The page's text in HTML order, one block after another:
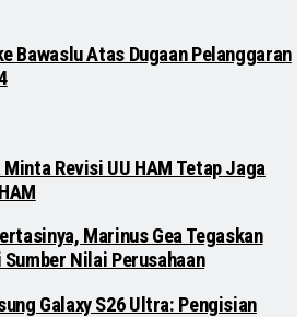
Bawaslu Atas Dugaan Pelanggaran
Revisi UU HAM Tetap Jaga
Marinus Gea Tegaskan
Sumber Nilai Perusahaan
Galaxy S26 Ultra: Pengisian